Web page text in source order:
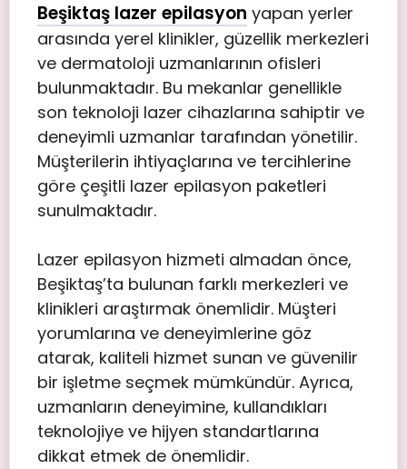
Beşiktaş lazer epilasyon yapan yerler
arasında yerel klinikler, güzellik merkezleri
ve dermatoloji uzmanlarının ofisleri
bulunmaktadır. Bu mekanlar genellikle
son teknoloji lazer cihazlarına sahiptir ve
deneyimli uzmanlar tarafından yönetilir.
Müşterilerin ihtiyaçlarına ve tercihlerine
göre çeşitli lazer epilasyon paketleri
sunulmaktadır.
Lazer epilasyon hizmeti almadan önce,
Beşiktaş’ta bulunan farklı merkezleri ve
klinikleri araştırmak önemlidir. Müşteri
yorumlarına ve deneyimlerine göz
atarak, kaliteli hizmet sunan ve güvenilir
bir işletme seçmek mümkündür. Ayrıca,
uzmanların deneyimine, kullandıkları
teknolojiye ve hijyen standartlarına
dikkat etmek de önemlidir.